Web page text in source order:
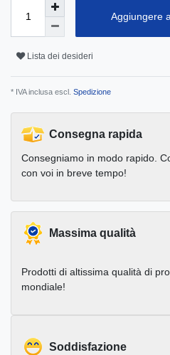
Aggiungere
Lista dei desideri
* IVA inclusa escl. Spedizione
Consegna rapida
Consegniamo in modo rapido.
con voi in breve tempo!
Massima qualità
Prodotti di altissima qualità di
mondiale!
Soddisfazione